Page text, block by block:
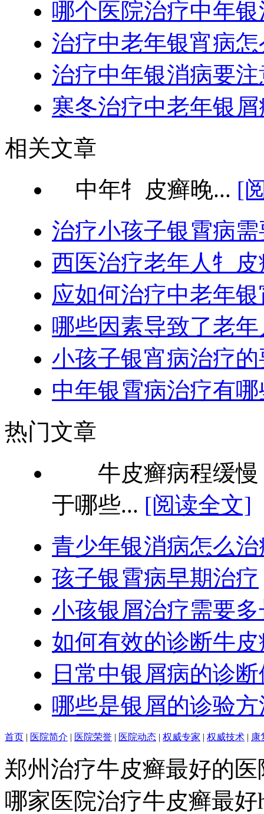
哪个医院治疗中年
治疗中老年银宵病
治疗中年银消病要
寒冬治疗中老年银
相关文章
中年牜皮癣晚... [
治疗小孩子银霄病
西医治疗老年人牜
应如何治疗中老年
哪些因素导致了老
小孩子银宵病治疗
中年银霄病治疗有
热门文章
牛皮癣病程缓慢
于哪些... [阅读全文]
青少年银消病怎么
孩子银霄病早期治疗
小孩银屑治疗需要
如何有效的诊断牛皮
日常中银屑病的诊
哪些是银屑的诊验方
首页 | 医院简介 | 医院荣誉 | 医院动态 | 权威专家 | 权威技术 | 康
郑州治疗牛皮癣最好的
哪家医院治疗牛皮癣最好